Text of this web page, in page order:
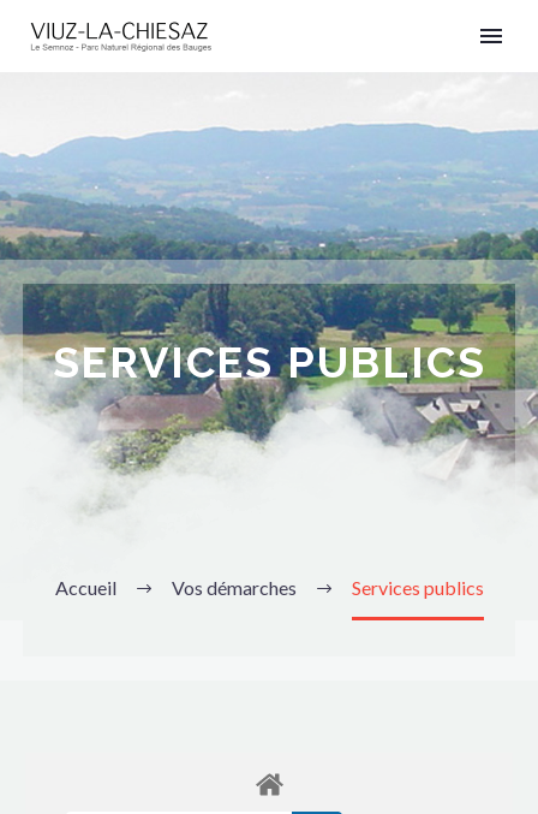
SERVICES PUBLICS
Accueil Vos démarches Services publics